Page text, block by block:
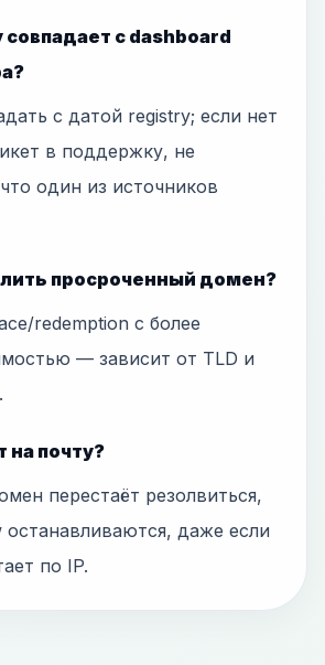
совпадает с dashboard
с датой registry; если нет
в поддержку, не
один из источников
просроченный домен?
redemption с более
— зависит от TLD и
на почту?
перестаёт резолвиться,
останавливаются, даже если
по IP.